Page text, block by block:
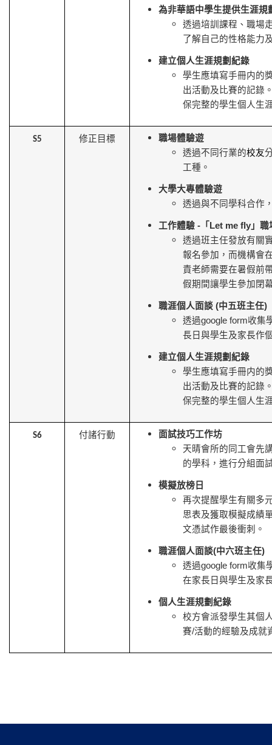
為非華語中學生提供生涯規
透過培訓課程、職場
了解自己的性格能力
建立個人生涯規劃紀錄
學生應填寫手冊内的
出活動及比賽的記錄
保完整的學生個人生
S5 修正目標
職場體驗遊
透過不同行業的校友
工種。
大學大專體驗遊
透過與不同學科合作
工作體驗 - 「 Let me fly 」
透過班主任發放有關
報名參加，而機構會
責老師需要在暑假前
假期間讓學生參加閉
職涯個人面談 (中五班主任)
透過google form收集
長日與學生及家長作
建立個人生涯規劃紀錄
學生應填寫手冊内的
出活動及比賽的記錄
保完整的學生個人生
S6 付諸行動
面試技巧工作坊
天晴會所的同工會先
的學科，進行分組面
模擬放榜日
再次提醒學生有關多
思表及獲取模擬成績
文憑試作最後衝刺。
職涯個人面談(中六班主任)
透過google form收集
在家長日與學生及家
個人生涯規劃紀錄
校方會派發學生其個
賽/活動的經驗及成就